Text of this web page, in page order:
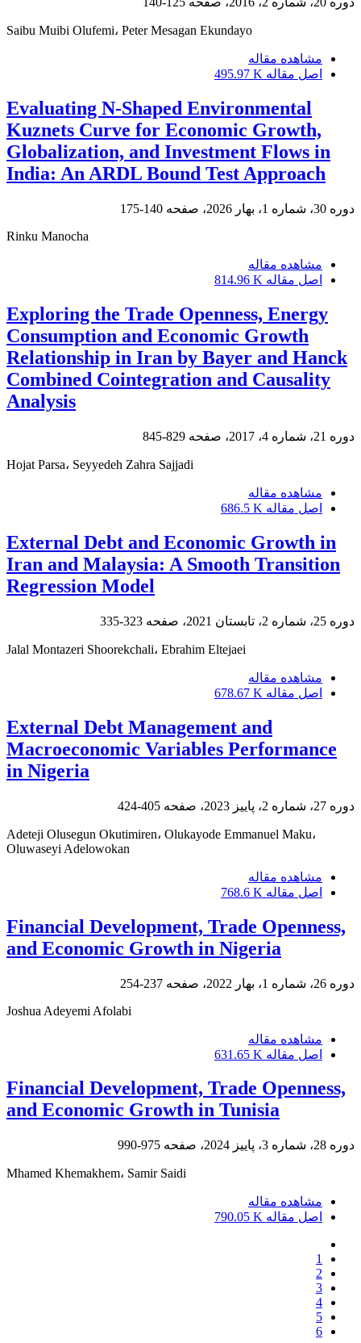
Saibu Muibi Olufemi، Peter Mesagan Ekundayo
مشاهده مقاله
اصل مقاله 495.97 K
Evaluating N-Shaped Environmental
Kuznets Curve for Economic Growth,
Globalization, and Investment Flows in
India: An ARDL Bound Test Approach
دوره 30، شماره 1، بهار 2026، صفحه
140-175
Rinku Manocha
مشاهده مقاله
اصل مقاله 814.96 K
Exploring the Trade Openness, Energy
Consumption and Economic Growth
Relationship in Iran by Bayer and Hanck
Combined Cointegration and Causality
Analysis
دوره 21، شماره 4، 2017، صفحه 829-845
Hojat Parsa، Seyyedeh Zahra Sajjadi
مشاهده مقاله
اصل مقاله 686.5 K
External Debt and Economic Growth in
Iran and Malaysia: A Smooth Transition
Regression Model
دوره 25، شماره 2، تابستان 2021، صفحه 323-335
Jalal Montazeri Shoorekchali، Ebrahim Eltejaei
مشاهده مقاله
اصل مقاله 678.67 K
External Debt Management and
Macroeconomic Variables Performance
in Nigeria
دوره 27، شماره 2، پاییز 2023، صفحه 405-424
Adeteji Olusegun Okutimiren، Olukayode Emmanuel Maku،
Oluwaseyi Adelowokan
مشاهده مقاله
اصل مقاله 768.6 K
Financial Development, Trade Openness,
and Economic Growth in Nigeria
دوره 26، شماره 1، بهار 2022، صفحه
237-254
Joshua Adeyemi Afolabi
مشاهده مقاله
اصل مقاله 631.65 K
Financial Development, Trade Openness,
and Economic Growth in Tunisia
دوره 28، شماره 3، پاییز 2024، صفحه 975-990
Mhamed Khemakhem، Samir Saidi
مشاهده مقاله
اصل مقاله 790.05 K
1
2
3
4
5
6